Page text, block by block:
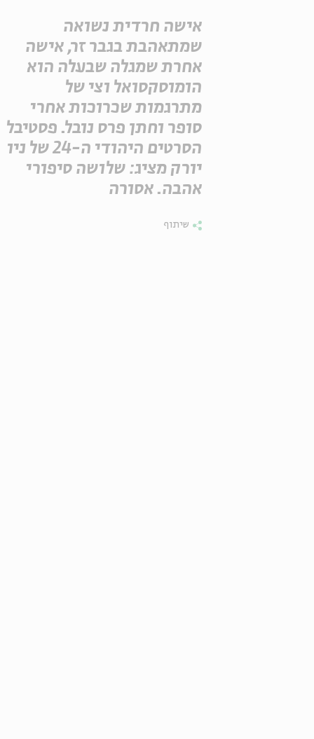
אישה חרדית נשואה
שמתאהבת בגבר זר, אישה
אחרת שמגלה שבעלה הוא
הומוסקסואל וצי של
מתרגמות שכרוכות אחרי
סופר וחתן פרס נובל. פסטיבל
הסרטים היהודי ה-24 של ניו
יורק מציג: שלושה סיפורי
אהבה. אסורה
שיתוף